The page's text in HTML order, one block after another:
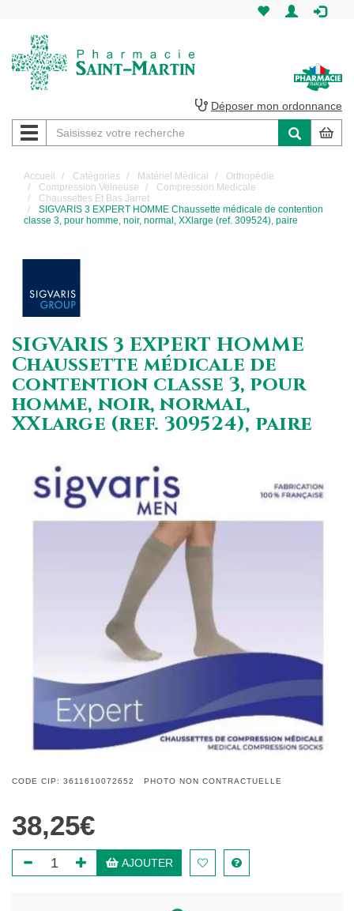
Martin
Pharmacie
Saint-
Martin
Amiens
Déposer mon ordonnance
Navigation
Accueil Catégories Matériel Médical
Orthopédie
Compression Veineuse
Compression Medicale
Chaussettes Et Bas Jarret
SIGVARIS 3 EXPERT HOMME Chaussette médicale de contention
classe 3, pour homme, noir, normal, XXlarge (ref. 309524), paire
SIGVARIS 3 EXPERT HOMME
Chaussette médicale de
contention classe 3, pour
homme, noir, normal,
XXlarge (ref. 309524), paire
CODE CIP: 3611610072652 PHOTO NON CONTRACTUELLE
38,25€
AJOUTER